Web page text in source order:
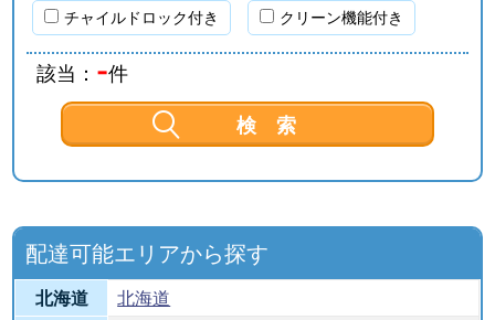
チャイルドロック付き クリーン機能付き
該当： -件
配達可能エリアから探す
北海道 北海道